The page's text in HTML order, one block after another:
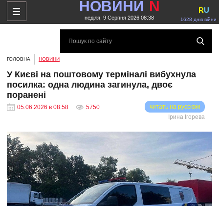
НОВИНИ N
неділя, 9 Серпня 2026 08:38 1628 днів війни
RU
ГОЛОВНА НОВИНИ
У Києві на поштовому терміналі вибухнула
посилка: одна людина загинула, двоє
поранені
05.06.2026 в 08:58 5750
читать на русском
Ірина Ігорева